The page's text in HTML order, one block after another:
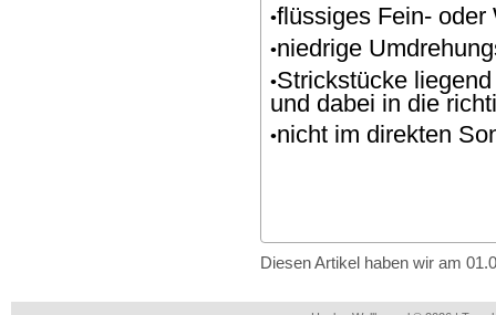
•flüssiges Fein- oder
•niedrige
•Strickstücke
und dabei in die
•nicht im direkten
Diesen Artikel haben wir am